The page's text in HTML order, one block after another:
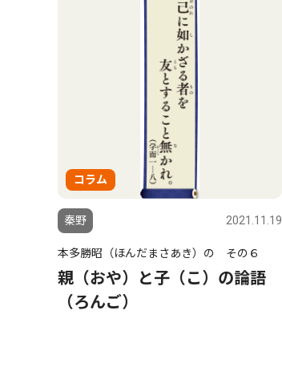
コラム
秦野 2021.11.19
本多勝昭（ほんだまさあき）の その６
親（おや）と子（こ）の論語
（ろんご）